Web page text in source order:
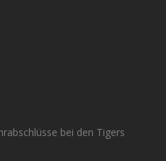
bei den Tigers